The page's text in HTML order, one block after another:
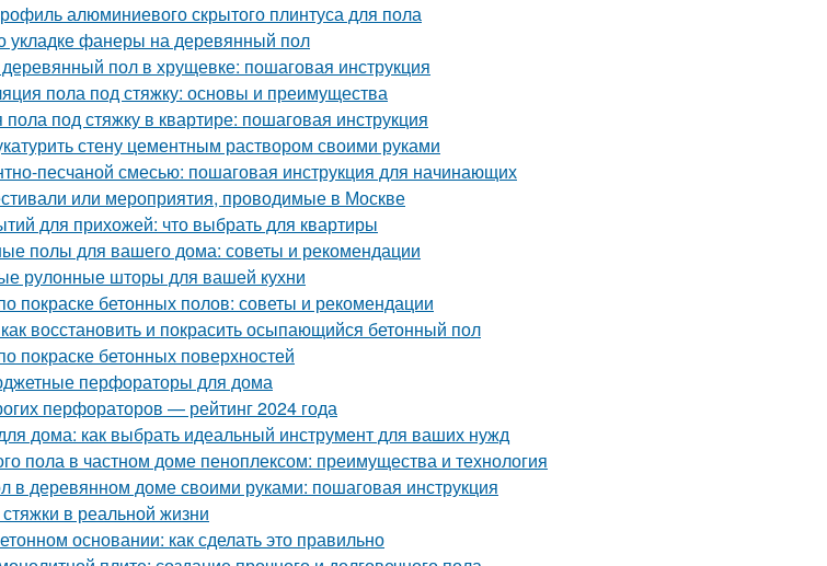
алюминиевого скрытого плинтуса для пола
укладке фанеры на деревянный пол
пол в хрущевке: пошаговая инструкция
пола под стяжку: основы и преимущества
под стяжку в квартире: пошаговая инструкция
стену цементным раствором своими руками
песчаной смесью: пошаговая инструкция для начинающих
или мероприятия, проводимые в Москве
для прихожей: что выбрать для квартиры
полы для вашего дома: советы и рекомендации
рулонные шторы для вашей кухни
покраске бетонных полов: советы и рекомендации
восстановить и покрасить осыпающийся бетонный пол
покраске бетонных поверхностей
перфораторы для дома
перфораторов — рейтинг 2024 года
дома: как выбрать идеальный инструмент для ваших нужд
пола в частном доме пеноплексом: преимущества и технология
в деревянном доме своими руками: пошаговая инструкция
в реальной жизни
основании: как сделать это правильно